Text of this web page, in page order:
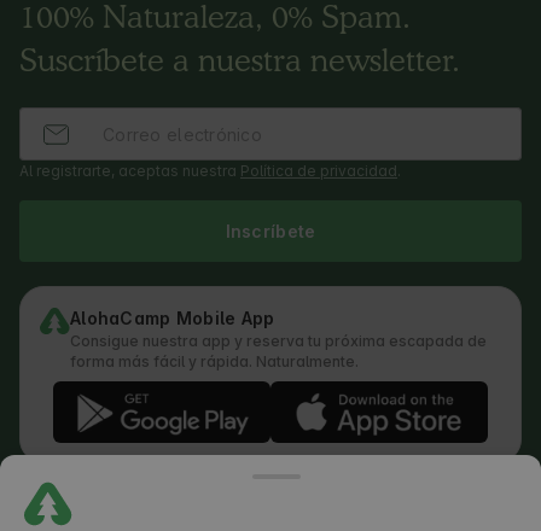
100% Naturaleza, 0% Spam.
Suscríbete a nuestra newsletter.
Al registrarte, aceptas nuestra Política de privacidad.
Inscríbete
AlohaCamp Mobile App
Consigue nuestra app y reserva tu próxima escapada de
forma más fácil y rápida. Naturalmente.